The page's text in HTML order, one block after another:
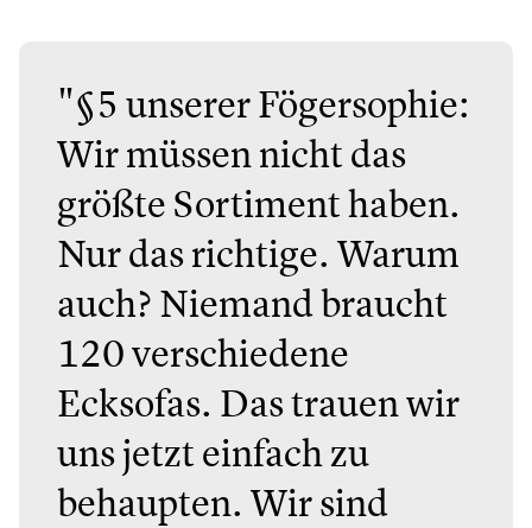
"§5 unserer Fögersophie:
Wir müssen nicht das
größte Sortiment haben.
Nur das richtige. Warum
auch? Niemand braucht
120 verschiedene
Ecksofas. Das trauen wir
uns jetzt einfach zu
behaupten. Wir sind